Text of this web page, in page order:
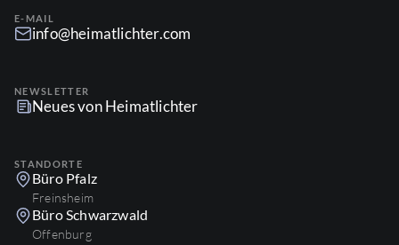
E-MAIL
info@heimatlichter.com
NEWSLETTER
Neues von Heimatlichter
STANDORTE
Büro Pfalz
Freinsheim
Büro Schwarzwald
Offenburg